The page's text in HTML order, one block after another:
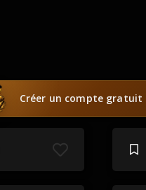
Créer un compte gratuit